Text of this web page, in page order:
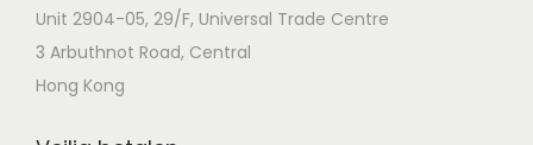
Unit 2904-05, 29/F, Universal Trade Centre
3 Arbuthnot Road, Central
Hong Kong